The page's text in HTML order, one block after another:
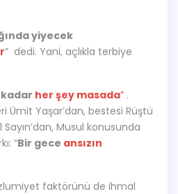
yiyecek
” dedi. Yani, açlıkla terbiye
her şey masada” .
Ümit Yaşar’dan, bestesi Rüştü
Sayın’dan, Musul konusunda
“Bir gece ansızın
faktörünü de ihmal